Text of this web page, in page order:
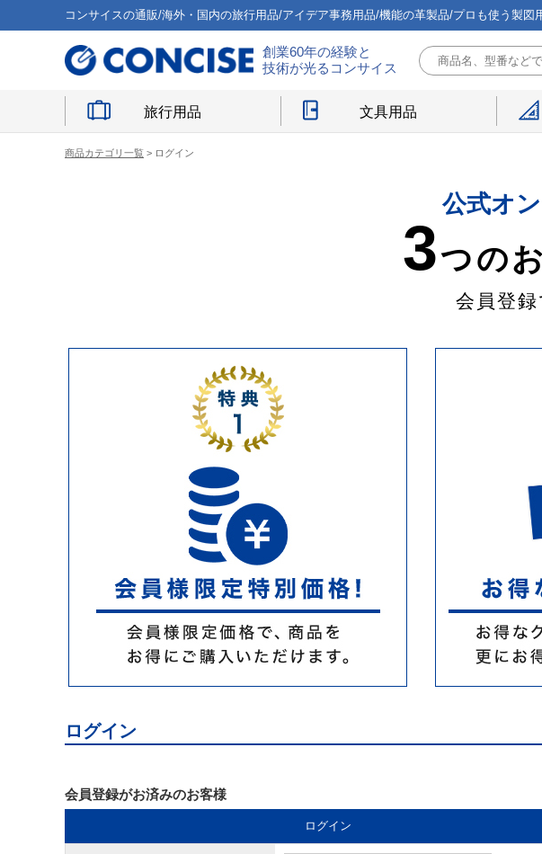
コンサイスの通販/海外・国内の旅行用品/アイデア事務用品/機能の革製品/プロも使う製図
創業60年の経験と
技術が光るコンサイス
旅行用品 文具用品
商品カテゴリ一覧 > ログイン
公式オ
3つの
会員登
ログイン
会員登録がお済みのお客様
ログイン